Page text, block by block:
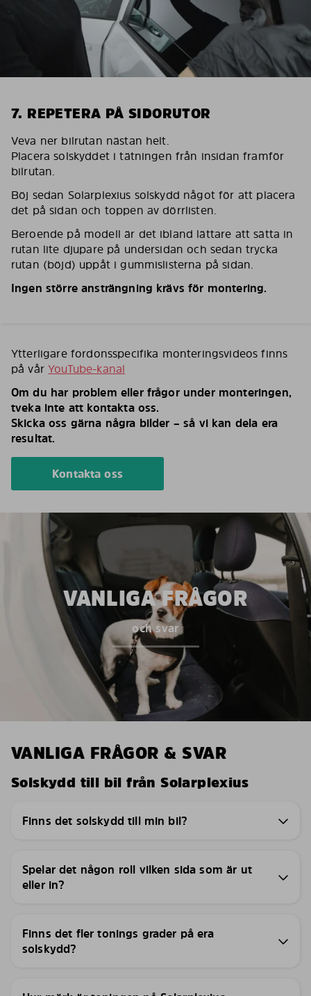
7. REPETERA PÅ SIDORUTOR
Veva ner bilrutan nästan helt.
Placera solskyddet i tätningen från insidan framför
bilrutan.
Böj sedan Solarplexius solskydd något för att placera
det på sidan och toppen av dörrlisten.
Beroende på modell är det ibland lättare att sätta in
rutan lite djupare på undersidan och sedan trycka
rutan (böjd) uppåt i gummislisterna på sidan.
Ingen större ansträngning krävs för montering.
Ytterligare fordonsspecifika monteringsvideos finns
på vårYouTube-kanal
Om du har problem eller frågor under monteringen,
tveka inte att kontakta oss.
Skicka oss gärna några bilder – så vi kan dela era
resultat.
Kontakta oss
VANLIGA FRÅGOR
och svar
VANLIGA FRÅGOR & SVAR
Solskydd till bil från Solarplexius
Finns det solskydd till min bil?
Spelar det någon roll vilken sida som är ut
eller in?
Finns det fler tonings grader på era
solskydd?